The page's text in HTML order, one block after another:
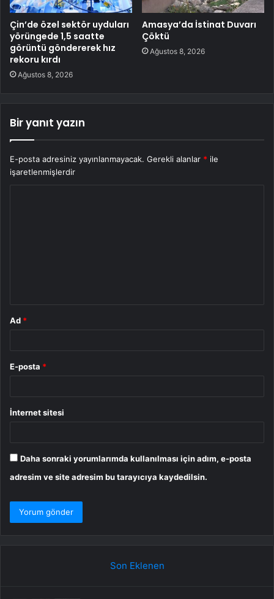
Çin’de özel sektör uyduları
yörüngede 1,5 saatte
görüntü göndererek hız
rekoru kırdı
Ağustos 8, 2026
Amasya’da İstinat Duvarı
Çöktü
Ağustos 8, 2026
Bir yanıt yazın
E-posta adresiniz yayınlanmayacak. Gerekli alanlar * ile
işaretlenmişlerdir
Ad *
E-posta *
İnternet sitesi
Daha sonraki yorumlarımda kullanılması için adım, e-posta
adresim ve site adresim bu tarayıcıya kaydedilsin.
Son Eklenen